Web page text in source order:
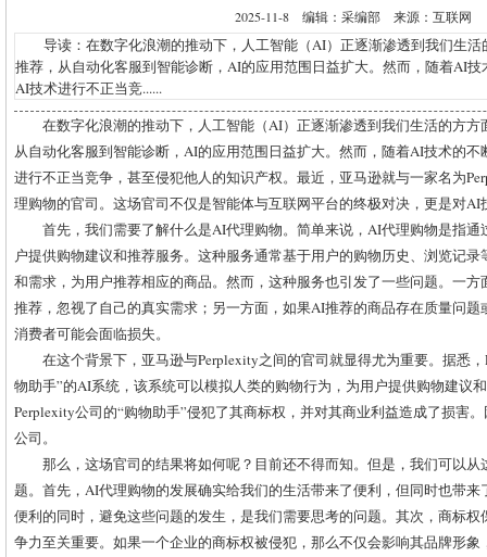
2025-11-8 编辑：采编部 来源：互联网
导读：在数字化浪潮的推动下，人工智能（AI）正逐渐渗透到我们生活
推荐，从自动化客服到智能诊断，AI的应用范围日益扩大。然而，随着AI
AI技术进行不正当竞......
在数字化浪潮的推动下，人工智能（AI）正逐渐渗透到我们生活的方
从自动化客服到智能诊断，AI的应用范围日益扩大。然而，随着AI技术的
进行不正当竞争，甚至侵犯他人的知识产权。最近，亚马逊就与一家名为
理购物的官司。这场官司不仅是智能体与互联网平台的终极对决，更是对
首先，我们需要了解什么是AI代理购物。简单来说，AI代理购物是指
户提供购物建议和推荐服务。这种服务通常基于用户的购物历史、浏览记
和需求，为用户推荐相应的商品。然而，这种服务也引发了一些问题。一
推荐，忽视了自己的真实需求；另一方面，如果AI推荐的商品存在质量问
消费者可能会面临损失。
在这个背景下，亚马逊与Perplexity之间的官司就显得尤为重要。据悉
物助手”的AI系统，该系统可以模拟人类的购物行为，为用户提供购物建议
Perplexity公司的“购物助手”侵犯了其商标权，并对其商业利益造成了损害
公司。
那么，这场官司的结果将如何呢？目前还不得而知。但是，我们可以
题。首先，AI代理购物的发展确实给我们的生活带来了便利，但同时也带
便利的同时，避免这些问题的发生，是我们需要思考的问题。其次，商标
争力至关重要。如果一个企业的商标权被侵犯，那么不仅会影响其品牌形